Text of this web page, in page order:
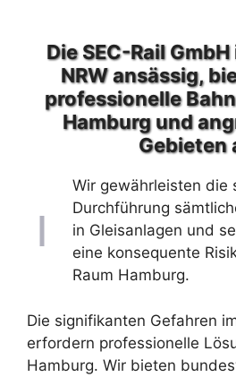
Die SEC-Rail
NRW ansässig,
professionelle
Hamburg und
Gebieten
Wir gewährleisten die
Durchführung
in Gleisanlagen und
eine konsequente
Raum Hamburg.
Die signifikanten Gefahren
erfordern professionelle
Hamburg. Wir bieten